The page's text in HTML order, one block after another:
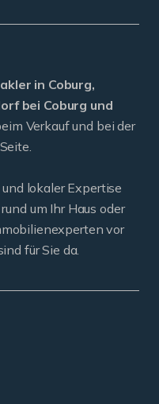
in Coburg,
bei Coburg und
Verkauf und bei der
lokaler Expertise
um Ihr Haus oder
vor
für Sie da.